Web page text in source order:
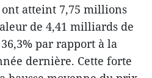
atteint 7,75 millions
de 4,41 milliards de
par rapport à la
dernière. Cette forte